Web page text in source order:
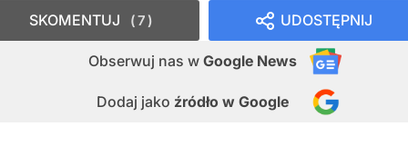
UDOSTĘPNIJ
Obserwuj nas w Google News
Dodaj jako źródło w Google
SKOMENTUJ 7